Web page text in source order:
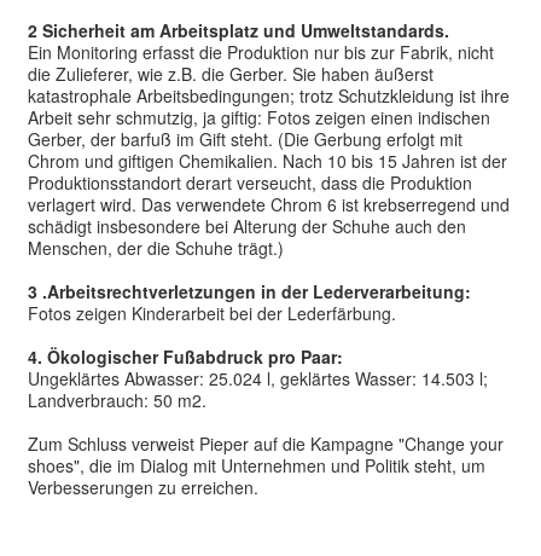
2 Sicherheit am Arbeitsplatz und Umweltstandards.
Ein Monitoring erfasst die Produktion nur bis zur Fabrik, nicht
die Zulieferer, wie z.B. die Gerber. Sie haben äußerst
katastrophale Arbeitsbedingungen; trotz Schutzkleidung ist ihre
Arbeit sehr schmutzig, ja giftig: Fotos zeigen einen indischen
Gerber, der barfuß im Gift steht. (Die Gerbung erfolgt mit
Chrom und giftigen Chemikalien. Nach 10 bis 15 Jahren ist der
Produktionsstandort derart verseucht, dass die Produktion
verlagert wird. Das verwendete Chrom 6 ist krebserregend und
schädigt insbesondere bei Alterung der Schuhe auch den
Menschen, der die Schuhe trägt.)
3 .Arbeitsrechtverletzungen in der Lederverarbeitung:
Fotos zeigen Kinderarbeit bei der Lederfärbung.
4. Ökologischer Fußabdruck pro Paar:
Ungeklärtes Abwasser: 25.024 l, geklärtes Wasser: 14.503 l;
Landverbrauch: 50 m2.
Zum Schluss verweist Pieper auf die Kampagne "Change your
shoes", die im Dialog mit Unternehmen und Politik steht, um
Verbesserungen zu erreichen.